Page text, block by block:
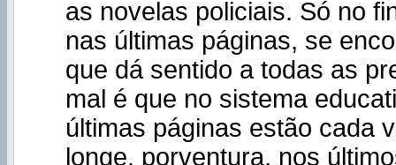
as novelas policiais. Só no
nas últimas páginas, se
que dá sentido a todas as
mal é que no sistema
últimas páginas estão cada
longe, porventura, nos